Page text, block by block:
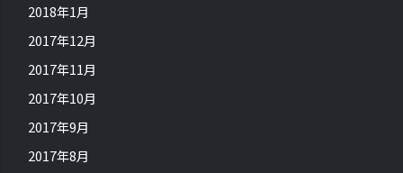
2018年1月
2017年12月
2017年11月
2017年10月
2017年9月
2017年8月